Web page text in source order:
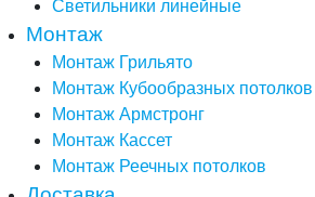
Светильники линейные
Монтаж
Монтаж Грильято
Монтаж Кубообразных потолков
Монтаж Армстронг
Монтаж Кассет
Монтаж Реечных потолков